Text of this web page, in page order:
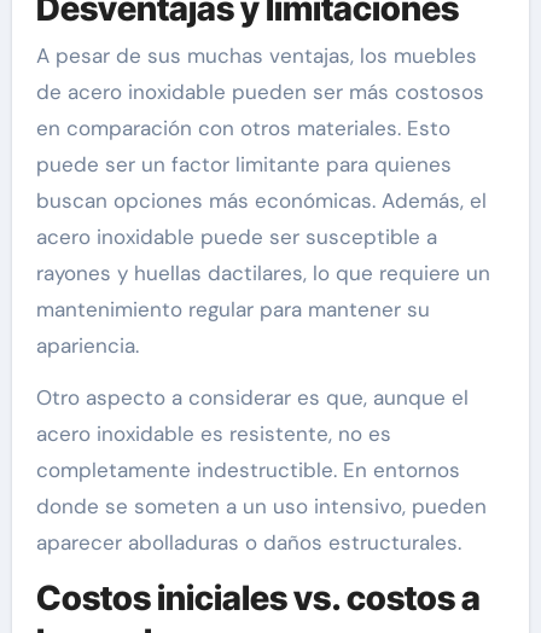
A pesar de sus muchas ventajas, los muebles
de acero inoxidable pueden ser más costosos
en comparación con otros materiales. Esto
puede ser un factor limitante para quienes
buscan opciones más económicas. Además, el
acero inoxidable puede ser susceptible a
rayones y huellas dactilares, lo que requiere un
mantenimiento regular para mantener su
apariencia.
Otro aspecto a considerar es que, aunque el
acero inoxidable es resistente, no es
completamente indestructible. En entornos
donde se someten a un uso intensivo, pueden
aparecer abolladuras o daños estructurales.
Costos iniciales vs. costos a